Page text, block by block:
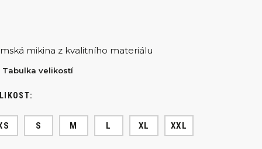
mikina z kvalitního materiálu
Tabulka velikostí
S M L XL XXL